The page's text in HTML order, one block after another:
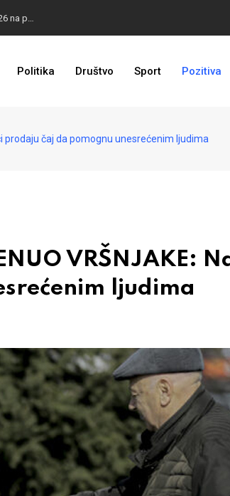
Politika Društvo Sport Pozitiva
prodaju čaj da pomognu unesrećenim ljudima
VRŠNJAKE:
ljudima